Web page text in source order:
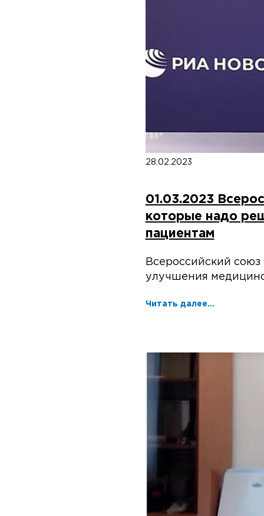
28.02.2023
01.03.2023
которые надо
пациентам
Всероссийский
улучшения
Читать далее...